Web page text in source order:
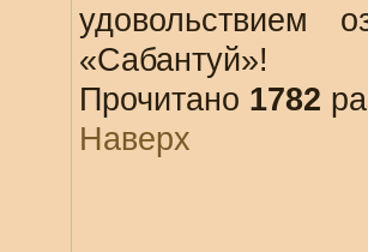
удовольствием
«Сабантуй»!
Прочитано 1782
Наверх